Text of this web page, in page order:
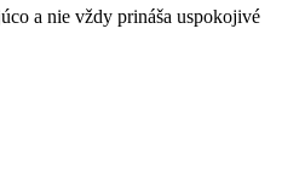
a nie vždy prináša uspokojivé